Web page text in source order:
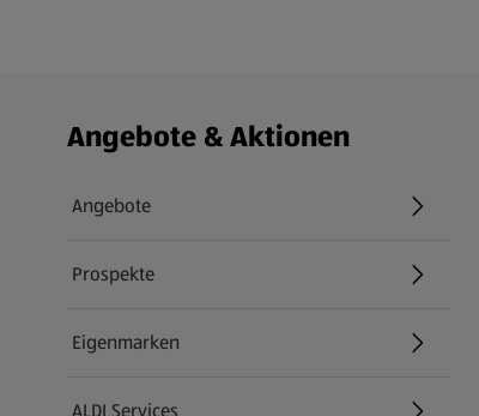
Fußzeilenmenü - weitere Links
Angebote & Aktionen
Angebote
Prospekte
Eigenmarken